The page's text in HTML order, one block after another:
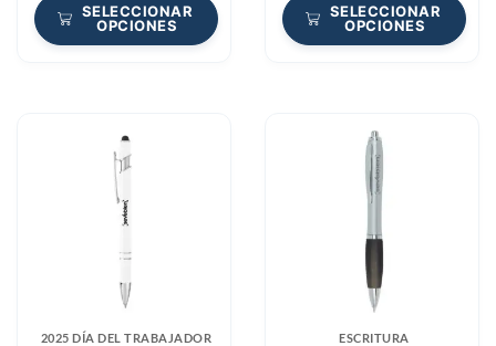
SELECCIONAR
OPCIONES
SELECCIONAR
OPCIONES
2025 DÍA DEL TRABAJADOR ESCRITURA